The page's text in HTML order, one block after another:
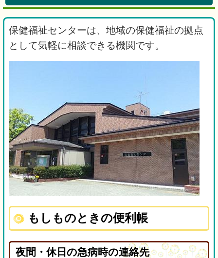
保健福祉センターは、地域の保健福祉の拠点
として気軽に相談できる機関です。
もしものときの便利帳
夜間・休日の急病時の連絡先